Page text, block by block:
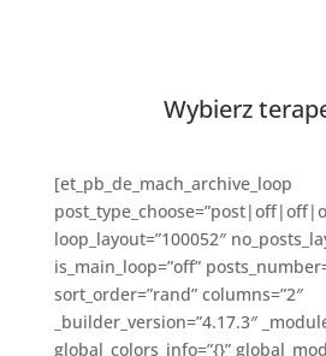
Wybierz
[et_pb_de_mach_archive_loop
loop_layout=”100052″
is_main_loop=”off”
sort_order=”rand” columns=”2″
_builder_version=”4.17.3″
global_colors_info=”{}”